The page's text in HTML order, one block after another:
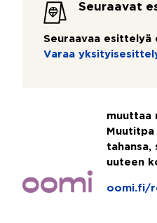
Seuraavat
Seuraavaa esittelyä
Varaa
muuttaa
Muutitpa
tahansa,
uuteen
oomi.fi/